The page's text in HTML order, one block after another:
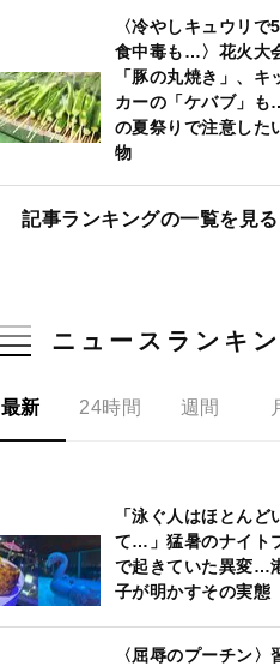
〈冷やしキュウリで
食中毒も…〉花火大
「豚の丸焼き」、キ
カーの「ケバブ」
の夏祭りで注意した
物
記事ランキングの一覧を見る
ニュースランキ
最新 24時間 週間
「泳ぐ人はほとんど
て…」猛暑のナイト
で起きていた異変…
子が明かすその実態
〈屈辱のプーチン〉